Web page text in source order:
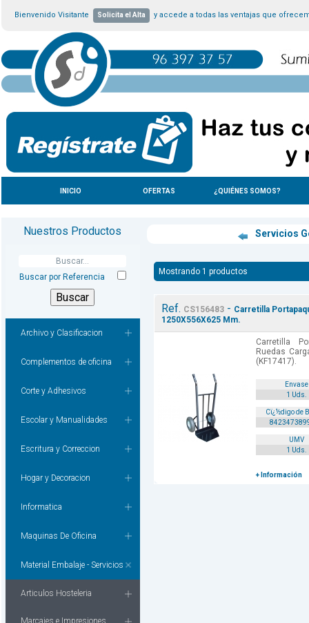
Bienvenido Visitante Solicita el Alta y accede a todas las ventajas que
INICIO OFERTAS ¿QUIÉNES SOMOS?
Nuestros Productos
Buscar por Referencia
Archivo y Clasificacion
Complementos de oficina
Corte y Adhesivos
Escolar y Manualidades
Escritura y Correccion
Hogar y Decoracion
Informatica
Maquinas De Oficina
Material Embalaje - Servicios
Articulos Hosteleria
Marcajes e Impresiones
Servicios
Mostrando 1 productos
Ref. CS156483- Carretilla
1250X556X625 Mm.
Carretilla
Ruedas
(KF17417).
Envase
1 Uds.
Cï¿½digo de
UMV
1 Uds.
+ Información